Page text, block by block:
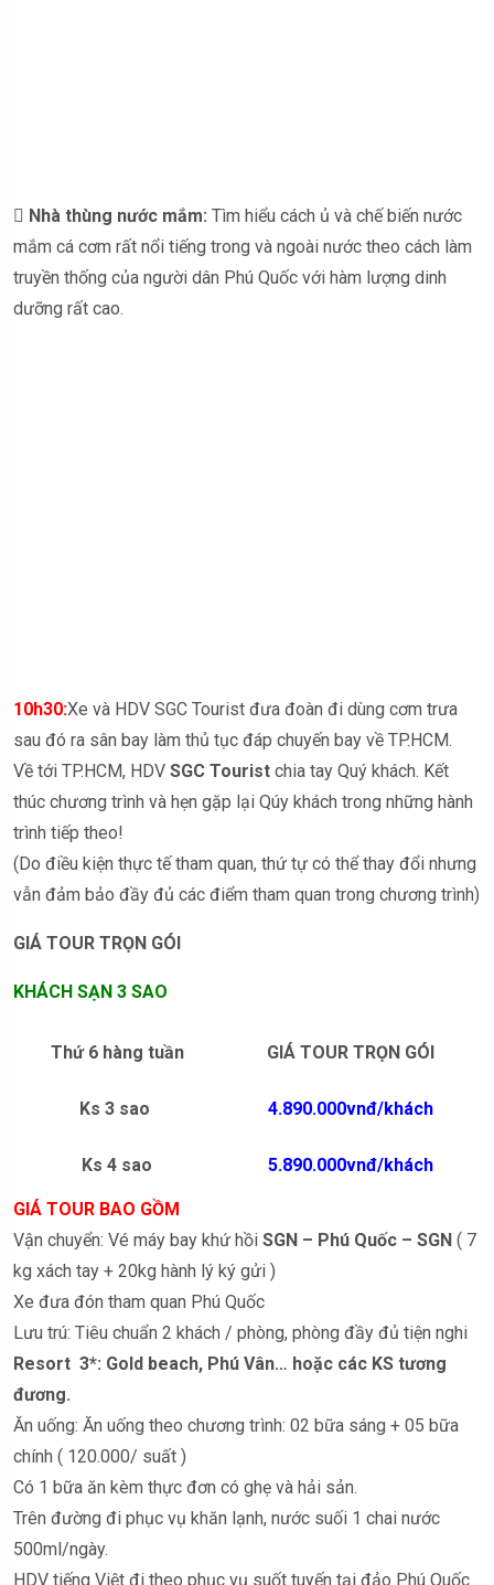
 Nhà thùng nước mắm: Tìm hiểu cách ủ và chế biến nước
mắm cá cơm rất nổi tiếng trong và ngoài nước theo cách làm
truyền thống của người dân Phú Quốc với hàm lượng dinh
dưỡng rất cao.
10h30:Xe và HDV SGC Tourist đưa đoàn đi dùng cơm trưa
sau đó ra sân bay làm thủ tục đáp chuyến bay về TP.HCM.
Về tới TP.HCM, HDV SGC Tourist chia tay Quý khách. Kết
thúc chương trình và hẹn gặp lại Qúy khách trong những hành
trình tiếp theo!
(Do điều kiện thực tế tham quan, thứ tự có thể thay đổi nhưng
vẫn đảm bảo đầy đủ các điểm tham quan trong chương trình)
GIÁ TOUR TRỌN GÓI
KHÁCH SẠN 3 SAO
Thứ 6 hàng tuần GIÁ TOUR TRỌN GÓI
Ks 3 sao 4.890.000vnđ/khách
Ks 4 sao 5.890.000vnđ/khách
GIÁ TOUR BAO GỒM
Vận chuyển: Vé máy bay khứ hồi SGN – Phú Quốc – SGN ( 7
kg xách tay + 20kg hành lý ký gửi )
Xe đưa đón tham quan Phú Quốc
Lưu trú: Tiêu chuẩn 2 khách / phòng, phòng đầy đủ tiện nghi
Resort 3*: Gold beach, Phú Vân… hoặc các KS tương
đương.
Ăn uống: Ăn uống theo chương trình: 02 bữa sáng + 05 bữa
chính ( 120.000/ suất )
Có 1 bữa ăn kèm thực đơn có ghẹ và hải sản.
Trên đường đi phục vụ khăn lạnh, nước suối 1 chai nước
500ml/ngày.
HDV tiếng Việt đi theo phục vụ suốt tuyến tại đảo Phú Quốc